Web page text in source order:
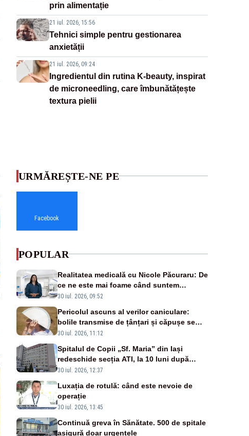
prin alimentație
21 iul. 2026, 15:56
Tehnici simple pentru gestionarea
anxietății
21 iul. 2026, 09:24
Ingredientul din rutina K-beauty, inspirat
de microneedling, care îmbunătățește
textura pielii
URMĂREȘTE-NE PE
Facebook
POPULAR
Realitatea medicală cu Nicole Păcuraru: De
ce ne este mai foame când suntem
obosiți?
30 iul. 2026, 09:52
Pericolul ascuns al verilor caniculare:
bolile transmise de țânțari și căpușe se
extind, iar bacteriile se înmulțesc mai ușor
30 iul. 2026, 11:12
Spitalul de Copii „Sf. Maria” din Iași
redeschide secția ATI, la 10 luni după
moartea a 7 copii
30 iul. 2026, 12:37
Luxația de rotulă: când este nevoie de
operație
30 iul. 2026, 13:45
Continuă greva în Sănătate. 500 de spitale
asigură doar urgențele